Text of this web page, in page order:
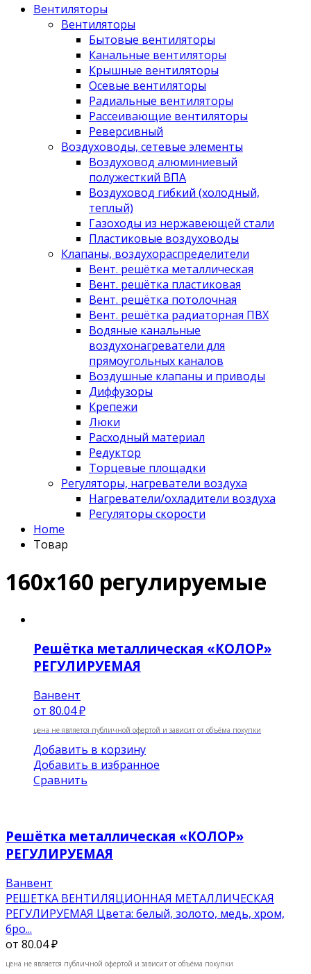
Вентиляторы
Вентиляторы
Бытовые вентиляторы
Канальные вентиляторы
Крышные вентиляторы
Осевые вентиляторы
Радиальные вентиляторы
Рассеивающие вентиляторы
Реверсивный
Воздуховоды, сетевые элементы
Воздуховод алюминиевый
полужесткий ВПА
Воздуховод гибкий (холодный,
теплый)
Газоходы из нержавеющей стали
Пластиковые воздуховоды
Клапаны, воздухораспределители
Вент. решётка металлическая
Вент. решётка пластиковая
Вент. решётка потолочная
Вент. решётка радиаторная ПВХ
Водяные канальные
воздухонагреватели для
прямоугольных каналов
Воздушные клапаны и приводы
Диффузоры
Крепежи
Люки
Расходный материал
Редуктор
Торцевые площадки
Регуляторы, нагреватели воздуха
Нагреватели/охладители воздуха
Регуляторы скорости
Home
Товар
160х160 регулируемые
Решётка металлическая «КОЛОР»
РЕГУЛИРУЕМАЯ
Ванвент
от 80.04 ₽
цена не является публичной офертой и зависит от объёма покупки
Добавить в корзину
Добавить в избранное
Сравнить
Решётка металлическая «КОЛОР»
РЕГУЛИРУЕМАЯ
Ванвент
РЕШЕТКА ВЕНТИЛЯЦИОННАЯ МЕТАЛЛИЧЕСКАЯ
РЕГУЛИРУЕМАЯ Цвета: белый, золото, медь, хром,
бро...
от 80.04 ₽
цена не является публичной офертой и зависит от объёма покупки